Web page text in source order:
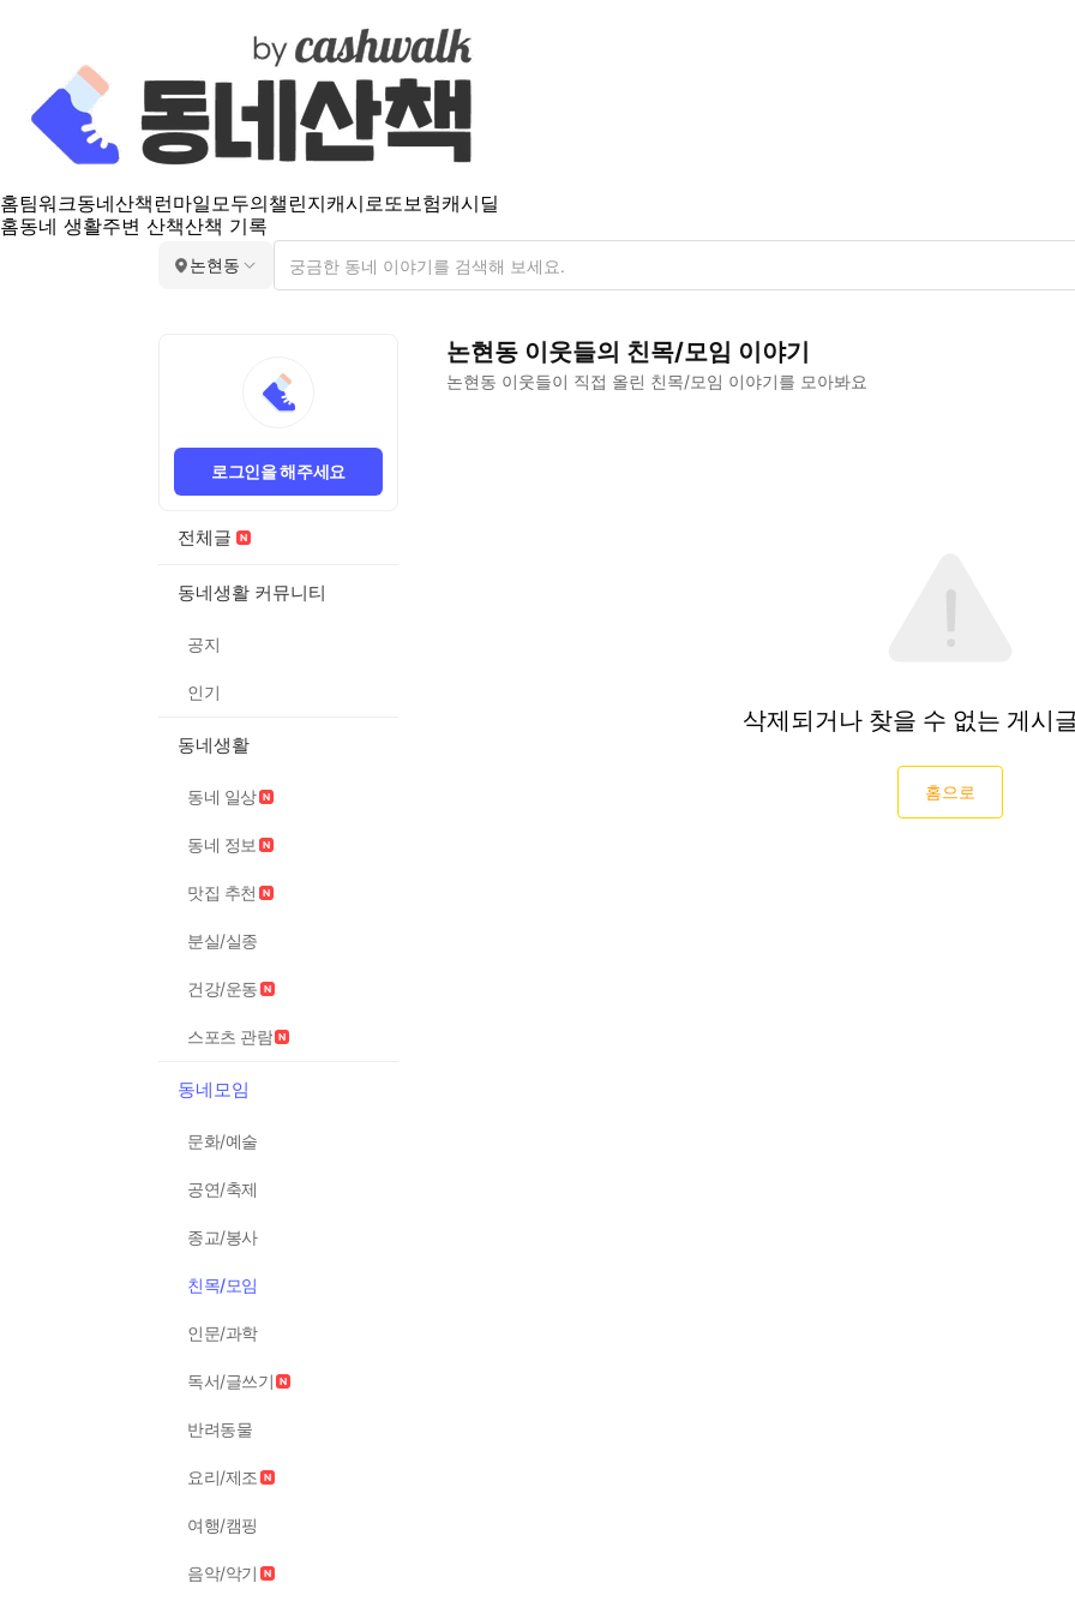
홈팀워크동네산책 런마일모두의챌린지캐시로또보험캐시딜
홈동네 생활주변 산책산책 기록
논현동
로그인을 해주세요
전체글
동네생활 커뮤니티
공지
인기
동네생활
동네 일상
동네 정보
맛집 추천
분실/실종
건강/운동
스포츠 관람
동네모임
문화/예술
공연/축제
종교/봉사
친목/모임
인문/과학
독서/글쓰기
반려동물
요리/제조
여행/캠핑
음악/악기
논현동 이웃들의 친목/모임 이야기
논현동 이웃들이 직접 올린 친목/모임 이야기를 모아봐요
삭제되거나 찾을 수 없는 게시
홈으로